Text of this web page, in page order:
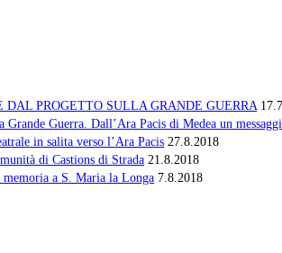
PROGETTO SULLA GRANDE GUERRA
Guerra. Dall’Ara Pacis di Medea un
in salita verso l’Ara Pacis 27.8.2018
di Castions di Strada 21.8.2018
memoria a S. Maria la Longa 7.8.2018